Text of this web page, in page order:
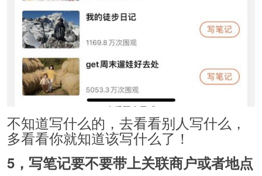
不知道写什么的，去看看别人写什么，
多看看你就知道该写什么了！
5，写笔记要不要带上关联商户或者地点